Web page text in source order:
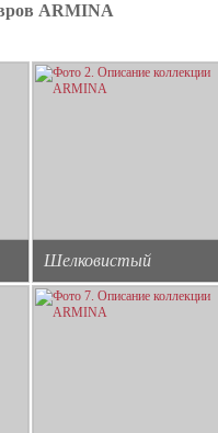
ARMINA
Шелковистый